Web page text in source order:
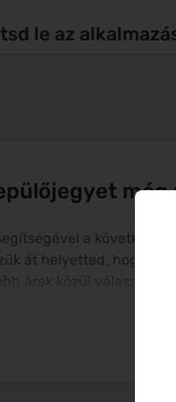
le az
még
a következő
át helyetted, hogy
árak közül
az utazási terveidhez.
amire az
is, akik az utolsó